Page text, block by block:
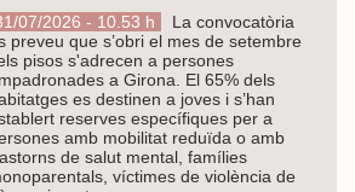
07/2026 - 10.53 h
La convocatòria
preveu que s’obri el mes de setembre
pisos s'adrecen a persones
a Girona. El 65% dels
es destinen a joves i s’han
reserves específiques per a
amb mobilitat reduïda o amb
de salut mental, famílies
víctimes de violència de